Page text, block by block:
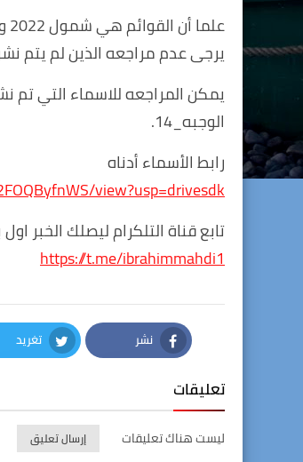
علما أن القوائم هي شمول 2022 وسيتم نشر باقي القوائم كل اسبوع وجبه جديده وحسب اسبقية تاريخ التقديم
يرجى عدم مراجعه الذين لم يتم
يمكن المراجعه للاسماء التي تم
الوجبه_14.
رابط الأسماء أدناه
view?usp=drivesdk
تابع قناة التلكرام ليصلك الخبر
https://t.me/ibrahimmahdi1
نشر
Facebook
تغريد
Twitter
تعليقات
ليست هناك تعليقات إرسال تعليق